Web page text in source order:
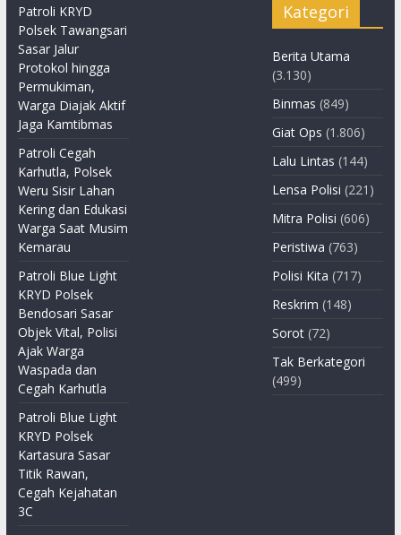
Patroli KRYD
Polsek Tawangsari
Sasar Jalur
Protokol hingga
Permukiman,
Warga Diajak Aktif
Jaga Kamtibmas
Patroli Cegah
Karhutla, Polsek
Weru Sisir Lahan
Kering dan Edukasi
Warga Saat Musim
Kemarau
Patroli Blue Light
KRYD Polsek
Bendosari Sasar
Objek Vital, Polisi
Ajak Warga
Waspada dan
Cegah Karhutla
Patroli Blue Light
KRYD Polsek
Kartasura Sasar
Titik Rawan,
Cegah Kejahatan
3C
Kategori
Berita Utama
(3.130)
Binmas (849)
Giat Ops (1.806)
Lalu Lintas (144)
Lensa Polisi (221)
Mitra Polisi (606)
Peristiwa (763)
Polisi Kita (717)
Reskrim (148)
Sorot (72)
Tak Berkategori
(499)